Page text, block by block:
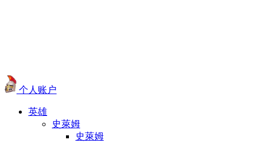
个人账户
英雄
史萊姆
史萊姆